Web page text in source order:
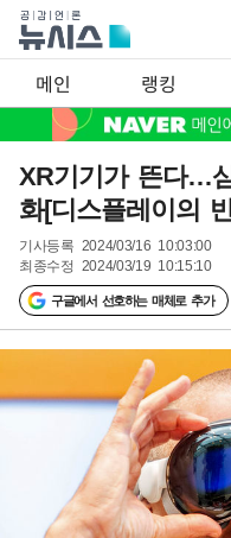
메인 랭킹
XR기기가 뜬다…
화[디스플레이의
기사등록 2024/03/16 10:03:00
최종수정 2024/03/19 10:15:10
구글에서 선호하는 매체로 추가